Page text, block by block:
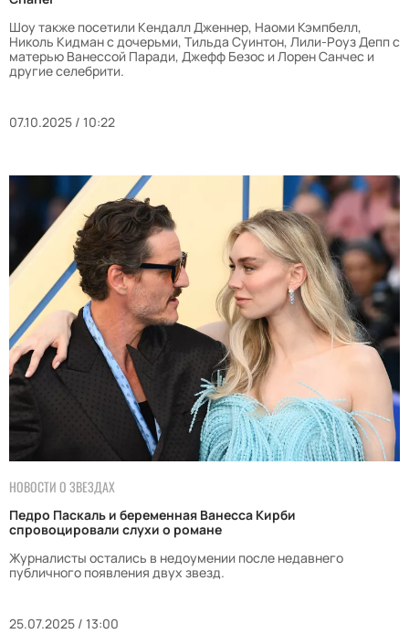
Шоу также посетили Кендалл Дженнер, Наоми Кэмпбелл,
Николь Кидман с дочерьми, Тильда Суинтон, Лили-Роуз Депп с
матерью Ванессой Паради, Джефф Безос и Лорен Санчес и
другие селебрити.
07.10.2025 / 10:22
НОВОСТИ О ЗВЕЗДАХ
Педро Паскаль и беременная Ванесса Кирби
спровоцировали слухи о романе
Журналисты остались в недоумении после недавнего
публичного появления двух звезд.
25.07.2025 / 13:00